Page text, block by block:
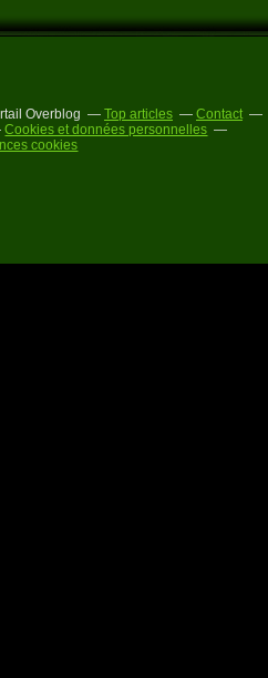
Overblog Top articles
Contact
Cookies et données personnelles
cookies